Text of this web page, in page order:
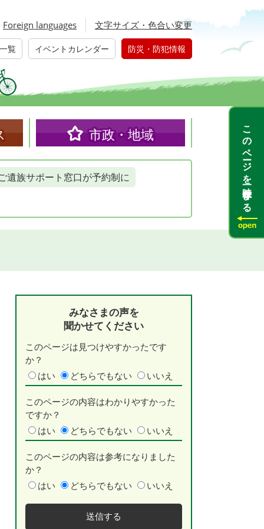
Foreign languages 文字サイズ・色合い変更
覧 イベントカレンダー 防災・防犯情報
市政・地域
遺族サポート窓口が予約制に
みなさまの声を
聞かせてください
このページは見つけやすかったです
か？
はい
どちらでもない いいえ
このページの内容はわかりやすかった
ですか？
はい
どちらでもない いいえ
このページの内容は参考になりました
か？
はい
どちらでもない いいえ
このページを一時保存する